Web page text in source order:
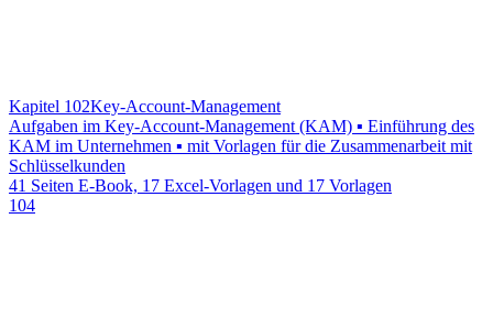
Kapitel 102Key-Account-Management
Aufgaben im Key-Account-Management (KAM) ▪ Einführung des
KAM im Unternehmen ▪ mit Vorlagen für die Zusammenarbeit mit
Schlüsselkunden
41 Seiten E-Book, 17 Excel-Vorlagen und 17 Vorlagen
104